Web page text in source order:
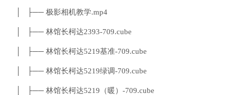
│ ├── 极影相机教学.mp4
│ ├── 林馆长柯达2393-709.cube
│ ├── 林馆长柯达5219基准-709.cube
│ ├── 林馆长柯达5219绿调-709.cube
│ ├── 林馆长柯达5219（暖）-709.cube